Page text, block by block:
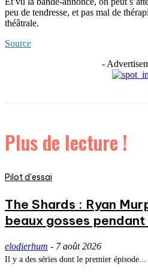
peu de tendresse, et pas mal de
théâtrale.
Source
-
Plus de lecture !
Pilot d'essai
The Shards : Ryan
beaux gosses
elodierhum - 7 août 2026
Il y a des séries dont le premier épisode...